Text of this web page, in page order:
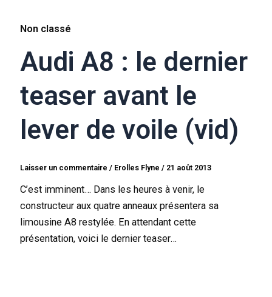
Non classé
Audi A8 : le dernier
teaser avant le
lever de voile (vid)
Laisser un commentaire / Erolles Flyne/ 21 août 2013
C’est imminent… Dans les heures à venir, le
constructeur aux quatre anneaux présentera sa
limousine A8 restylée. En attendant cette
présentation, voici le dernier teaser…